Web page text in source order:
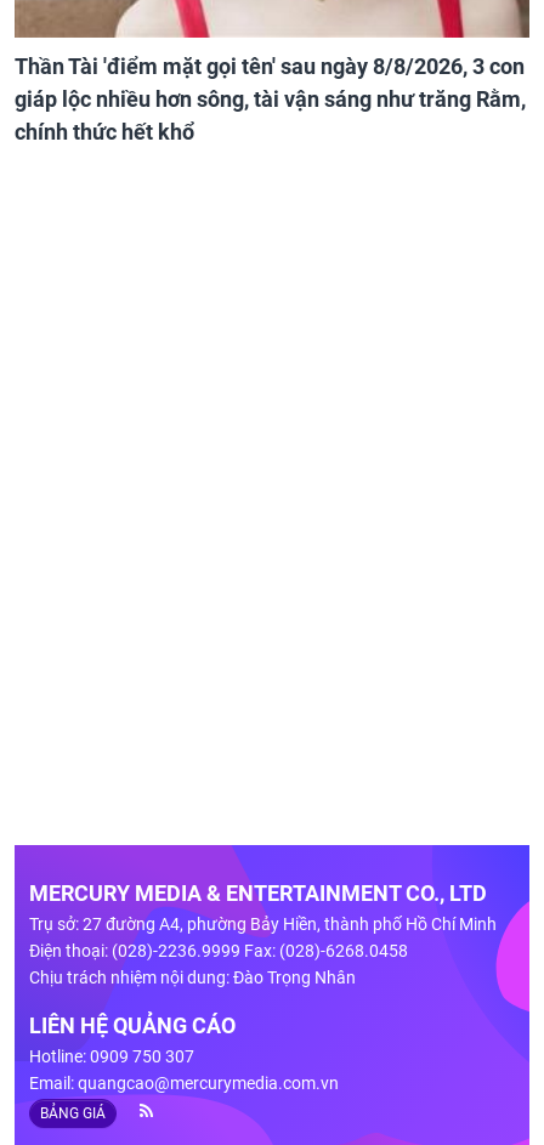
Thần Tài 'điểm mặt gọi tên' sau ngày 8/8/2026, 3 con
giáp lộc nhiều hơn sông, tài vận sáng như trăng Rằm,
chính thức hết khổ
MERCURY MEDIA & ENTERTAINMENT CO., LTD
Trụ sở: 27 đường A4, phường Bảy Hiền, thành phố Hồ Chí Minh
Điện thoại: (028)-2236.9999 Fax: (028)-6268.0458
Chịu trách nhiệm nội dung: Đào Trọng Nhân
LIÊN HỆ QUẢNG CÁO
Hotline: 0909 750 307
Email:quangcao@mercurymedia.com.vn
BẢNG GIÁ